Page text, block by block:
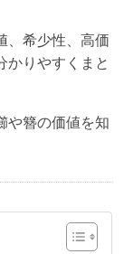
、希少性、高価
かりやすくまと
や簪の価値を知